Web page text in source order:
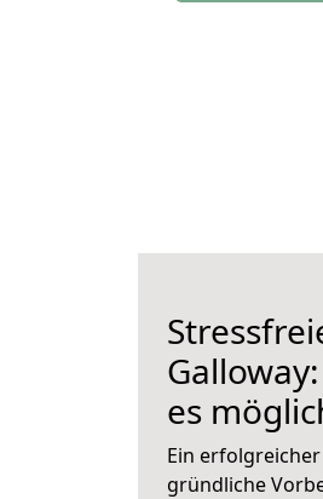
es
Ein
gründliche